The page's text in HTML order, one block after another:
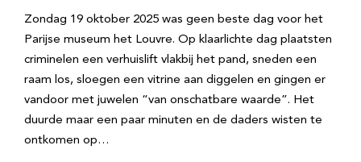
Zondag 19 oktober 2025 was geen beste dag voor het
Parijse museum het Louvre. Op klaarlichte dag plaatsten
criminelen een verhuislift vlakbij het pand, sneden een
raam los, sloegen een vitrine aan diggelen en gingen er
vandoor met juwelen “van onschatbare waarde”. Het
duurde maar een paar minuten en de daders wisten te
ontkomen op…